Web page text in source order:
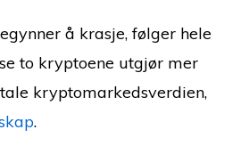
å krasje, følger hele
to kryptoene utgjør mer
kryptomarkedsverdien,
.